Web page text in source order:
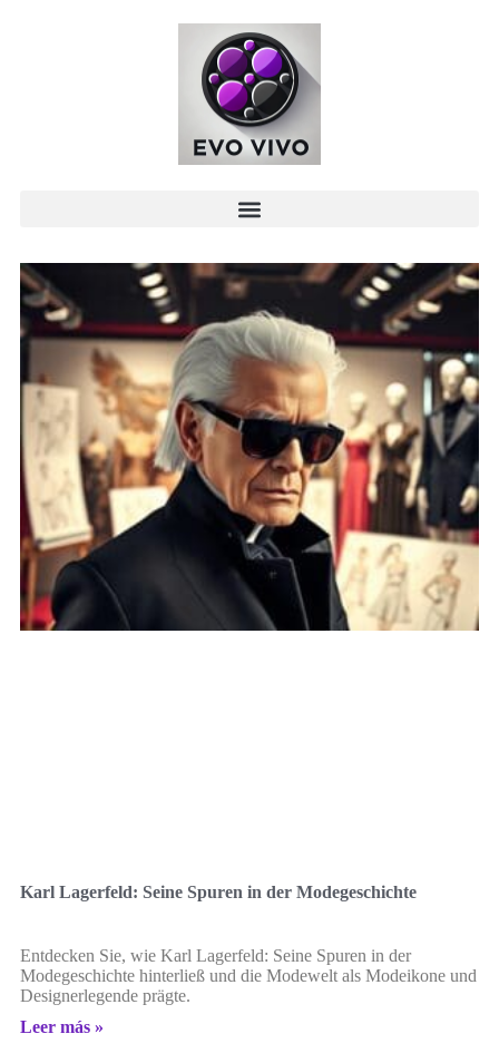
Karl Lagerfeld: Seine Spuren in der Modegeschichte
Entdecken Sie, wie Karl Lagerfeld: Seine Spuren in der
Modegeschichte hinterließ und die Modewelt als Modeikone und
Designerlegende prägte.
Leer más »